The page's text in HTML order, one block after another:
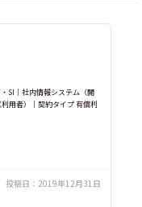
SI｜社内情報システム（開
用者）｜契約タイプ 有償利
投稿日： 2019年12月31日